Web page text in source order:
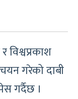
गरेको दाबी
गर्दैछ ।